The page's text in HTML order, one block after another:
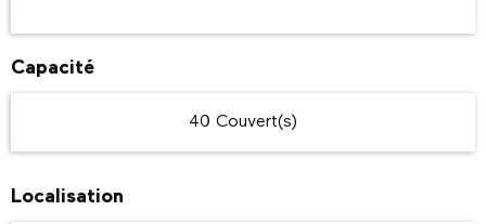
Capacité
40 Couvert(s)
Localisation